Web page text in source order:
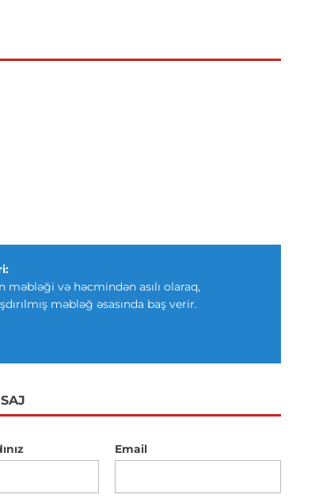
məbləği və həcmindən asılı olaraq,
məbləğ əsasında baş verir.
Email